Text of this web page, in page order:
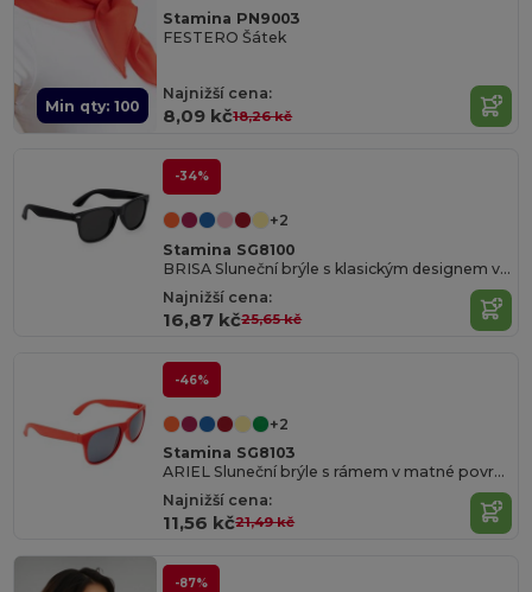
Min qty: 100
Stamina PN9003
FESTERO Šátek
Najnižší cena:
8,09 kč18,26 kč
-34%
+2
Stamina SG8100
BRISA Sluneční brýle s klasickým designem v lesklém provedení a ochranou UV400
Najnižší cena:
16,87 kč25,65 kč
-46%
+2
Stamina SG8103
ARIEL Sluneční brýle s rámem v matné povrchové úpravě a čočkami s ochranou UV400
Najnižší cena:
11,56 kč21,49 kč
-87%